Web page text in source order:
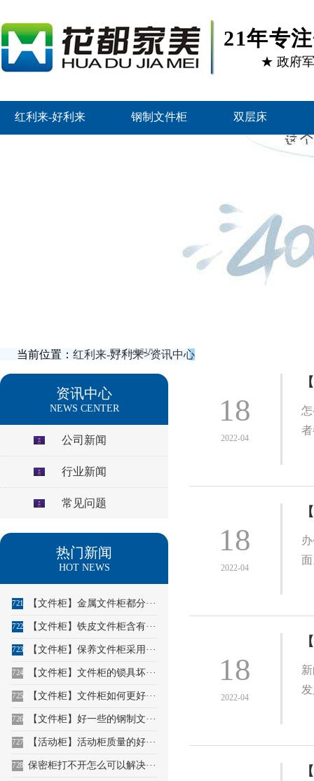
21年专
★ 政府
红利来-好利来 钢制文件柜 双层床
当前位置： 红利来-好利来>资讯中心
资讯中心
NEWS CENTER
公司新闻
行业新闻
常见问题
热门新闻
HOT NEWS
721 【文件柜】金属文件柜都分···
722 【文件柜】铁皮文件柜含有···
723 【文件柜】保养文件柜采用···
724 【文件柜】文件柜的锁具坏···
725 【文件柜】文件柜如何更好···
726 【文件柜】好一些的钢制文···
727 【活动柜】活动柜质量的好···
728 保密柜打不开怎么可以解决···
18
2022-04
18
2022-04
18
2022-04